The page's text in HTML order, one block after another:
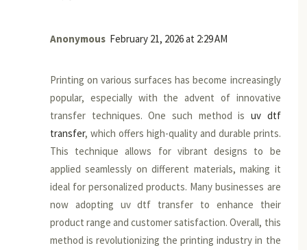
Anonymous February 21, 2026 at 2:29 AM
Printing on various surfaces has become increasingly
popular, especially with the advent of innovative
transfer techniques. One such method is uv dtf
transfer, which offers high-quality and durable prints.
This technique allows for vibrant designs to be
applied seamlessly on different materials, making it
ideal for personalized products. Many businesses are
now adopting uv dtf transfer to enhance their
product range and customer satisfaction. Overall, this
method is revolutionizing the printing industry in the